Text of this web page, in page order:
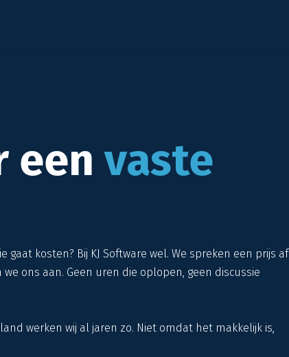
eenvaste
gaat kosten? Bij KJ Software wel. We spreken een prijs af
ons aan. Geen uren die oplopen, geen discussie
werken wij al jaren zo. Niet omdat het makkelijk is,